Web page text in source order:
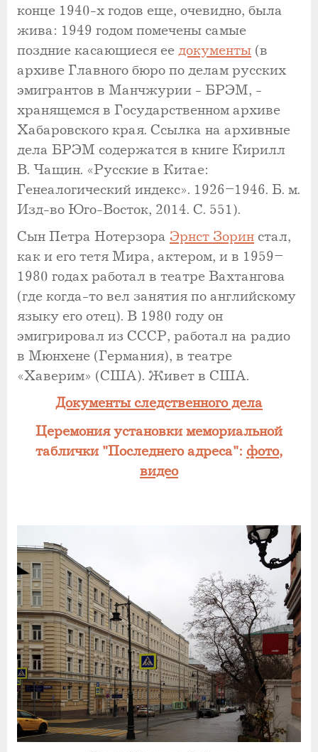
конце 1940-х годов еще, очевидно, была
жива: 1949 годом помечены самые
поздние касающиеся ее документы (в
архиве Главного бюро по делам русских
эмигрантов в Манчжурии - БРЭМ, -
хранящемся в Государственном архиве
Хабаровского края. Ссылка на архивные
дела БРЭМ содержатся в книге Кирилл
В. Чащин. «Русские в Китае:
Генеалогический индекс». 1926–1946. Б. м.
Изд-во Юго-Восток, 2014. С. 551).
Сын Петра Нотерзора Эрнст Зорин стал,
как и его тетя Мира, актером, и в 1959–
1980 годах работал в театре Вахтангова
(где когда-то вел занятия по английскому
языку его отец). В 1980 году он
эмигрировал из СССР, работал на радио
в Мюнхене (Германия), в театре
«Хаверим» (США). Живет в США.
Документы следственного дела
Церемония установки мемориальной
таблички "Последнего адреса": фото,
видео